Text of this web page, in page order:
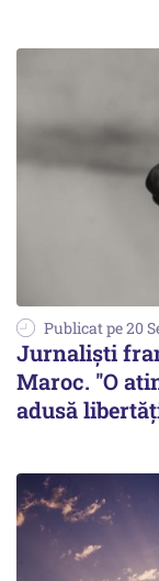
Publicat pe 20
Jurnalişti
Maroc. ''O
adusă